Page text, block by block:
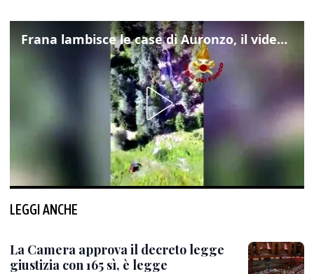
Frana lambisce le case di Auronzo, il video dall'elicottero dei vigili del fuoco
LEGGI ANCHE
La Camera approva il decreto legge
giustizia con 165 sì, è legge